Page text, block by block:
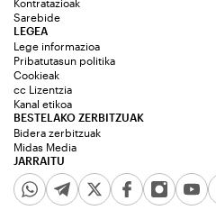
Kontratazioak
Sarebide
JARRAITU
LEGEA
Lege informazioa
Pribatutasun politika
Cookieak
cc Lizentzia
Kanal etikoa
BESTELAKO ZERBITZUAK
Bidera zerbitzuak
Midas Media